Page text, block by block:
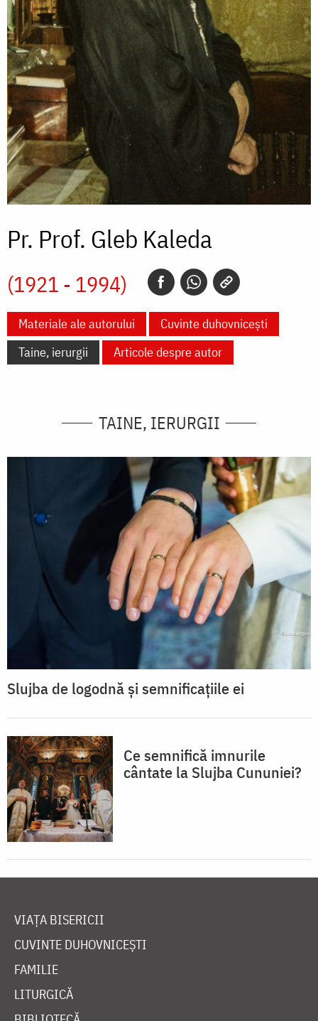
Pr. Prof. Gleb Kaleda
(1921 - 1994)
Materiale ale autorului
Cuvinte duhovnicești
Taine, ierurgii
Articole despre autor
TAINE, IERURGII
Slujba de logodnă și semnificațiile ei
Ce semnifică imnurile
cântate la Slujba Cununiei?
VIAȚA BISERICII
CUVINTE DUHOVNICEȘTI
FAMILIE
LITURGICĂ